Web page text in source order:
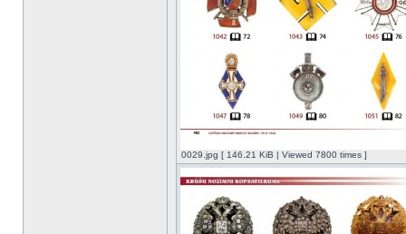
0029.jpg [ 146.21 KiB | Viewed 7800 times ]